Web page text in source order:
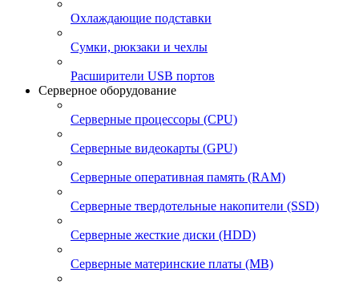
Охлаждающие подставки
Сумки, рюкзаки и чехлы
Расширители USB портов
Серверное оборудование
Серверные процессоры (CPU)
Серверные видеокарты (GPU)
Серверные оперативная память (RAM)
Серверные твердотельные накопители (SSD)
Серверные жесткие диски (HDD)
Серверные материнские платы (MB)